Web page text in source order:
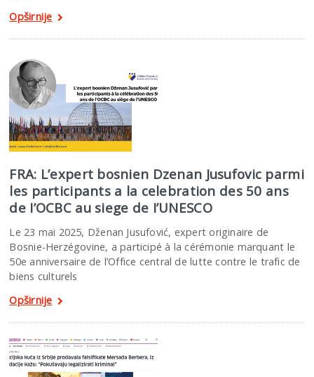
Opširnije
FRA: L’expert bosnien Dzenan Jusufovic parmi
les participants a la celebration des 50 ans
de I’OCBC au siege de I’UNESCO
Le 23 mai 2025, Dženan Jusufović, expert originaire de
Bosnie-Herzégovine, a participé à la cérémonie marquant le
50e anniversaire de l’Office central de lutte contre le trafic de
biens culturels
Opširnije